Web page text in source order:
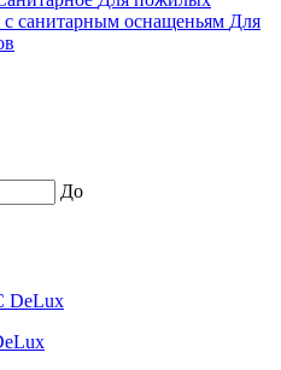
с санитарным оснащеньям Для
До